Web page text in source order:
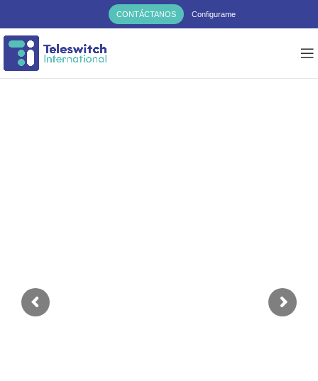
CONTÁCTANOS Configurame
MUCHO MÁS
POLY STUDIO E60